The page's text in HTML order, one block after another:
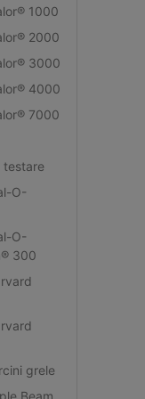
1000
2000
3000
4000
7000
testare
O-
O-
300
grele
Beam